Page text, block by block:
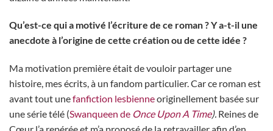
Qu’est-ce qui a motivé l’écriture de ce roman ? Y a-t-il une
anecdote à l’origine de cette création ou de cette idée ?
Ma motivation première était de vouloir partager une
histoire, mes écrits, à un fandom particulier. Car ce roman est
avant tout unefanfiction lesbienneoriginellement basée sur
une série télé (Swanqueen de Once Upon A Time). Reines de